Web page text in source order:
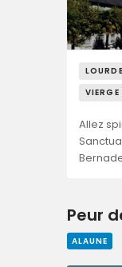
VIERGE
Allez
Peur
ALAUNE